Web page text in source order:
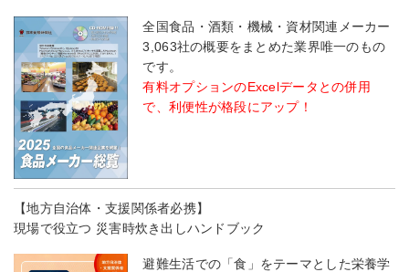
全国食品・酒類・機械・資材関連メーカー
3,063社の概要をまとめた業界唯一のもの
です。
有料オプションのExcelデータとの併用
で、利便性が格段にアップ！
【地方自治体・支援関係者必携】
現場で役立つ 災害時炊き出しハンドブック
避難生活での「食」をテーマとした栄養学